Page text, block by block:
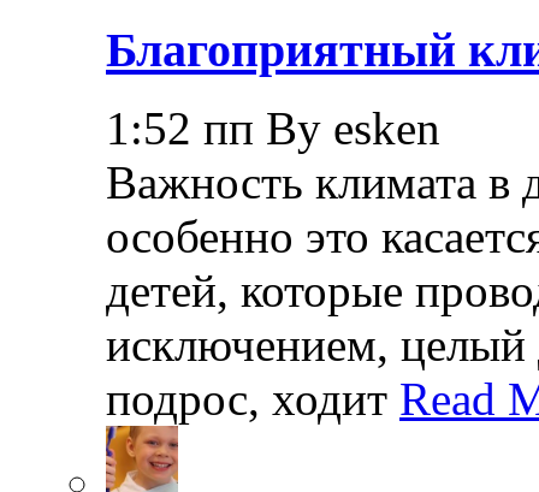
Благоприятный
1:52 пп By esken
Важность климата в
особенно это
детей, которые
исключением, целый
подрос, ходит Read